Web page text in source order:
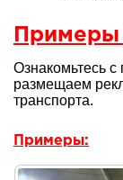
Примеры
Ознакомьтесь
размещаем
транспорта.
Примеры: